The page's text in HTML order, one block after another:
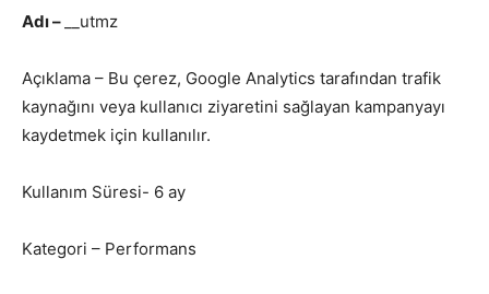
Adı – __utmz
Açıklama – Bu çerez, Google Analytics tarafından trafik
kaynağını veya kullanıcı ziyaretini sağlayan kampanyayı
kaydetmek için kullanılır.
Kullanım Süresi- 6 ay
Kategori – Performans